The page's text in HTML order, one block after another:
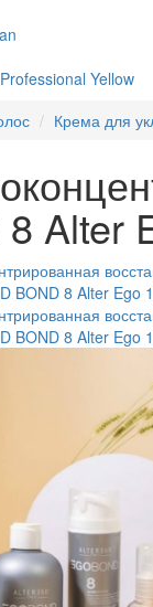
Yellow
Крема для
8 Alter